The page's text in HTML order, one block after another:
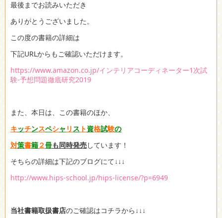
最後までお読みいただき
ありがとうございました。
この度の書籍の詳細は
下記URLからもご確認いただけます。
https://www.amazon.co.jp/インテリアコーディネーター1次試
験-予想問題徹底研究2019
また、本日は、この書籍のほか、
キッチンスペシャ リ ス ト資格試験の
対策書籍２冊も同時発売しています！
そちらの詳細は下記のブログにて↓↓↓
http://www.hips-school.jp/hips-license/?p=6949
当社書籍取扱書店のご確認はコチラから↓↓↓